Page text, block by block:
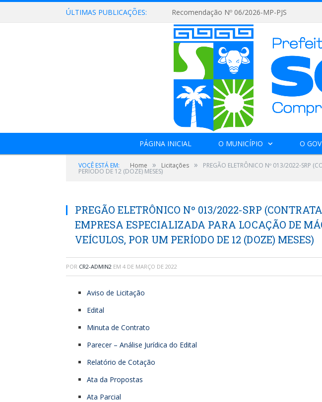
ÚLTIMAS PUBLICAÇÕES: Recomendação Nº 06/2026-MP-PJS
PÁGINA INICIAL O MUNICÍPIO O
VOCÊ ESTÁ EM: Home » Licitações » PREGÃO ELETRÔNICO Nº 013/2022-SRP
PERÍODO DE 12 (DOZE) MESES)
PREGÃO ELETRÔNICO Nº 013/2022-SRP
EMPRESA ESPECIALIZADA PARA LOCAÇÃO DE
VEÍCULOS, POR UM PERÍODO DE 12 (DOZE) MESES)
POR CR2-ADMIN2 EM 4 DE MARÇO DE 2022
Aviso de Licitação
Edital
Minuta de Contrato
Parecer – Análise Jurídica do Edital
Relatório de Cotação
Ata da Propostas
Ata Parcial